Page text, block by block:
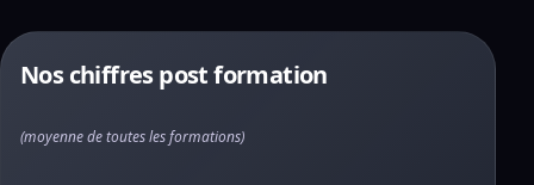
Nos chiffres post formation
(moyenne de toutes les formations)